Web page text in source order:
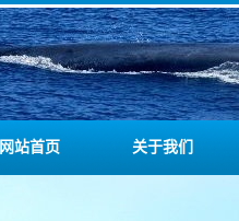
网站首页 关于我们